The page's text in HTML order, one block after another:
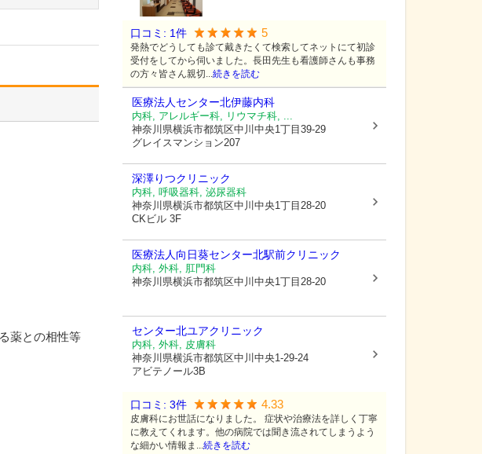
薬との相性等
口コミ: 1件 5
発熱でどうしても診て戴きたくて検索してネットにて初診
受付をしてから伺いました。長田先生も看護師さんも事務
の方々皆さん親切...続きを読む
医療法人 センター北伊藤内科
内科, アレルギー科, リウマチ科, ...
神奈川県横浜市都筑区中川中央1丁目39-29
グレイスマンション207
深澤りつクリニック
内科, 呼吸器科, 泌尿器科
神奈川県横浜市都筑区中川中央1丁目28-20
CKビル 3F
医療法人向日葵センター北駅前クリニック
内科, 外科, 肛門科
神奈川県横浜市都筑区中川中央1丁目28-20
センター北ユアクリニック
内科, 外科, 皮膚科
神奈川県横浜市都筑区中川中央1-29-24
アビテノール3B
口コミ: 3件 4.33
皮膚科にお世話になりました。 症状や治療法を詳しく丁寧
に教えてくれます。他の病院では聞き流されてしまうよう
な細かい情報ま...続きを読む